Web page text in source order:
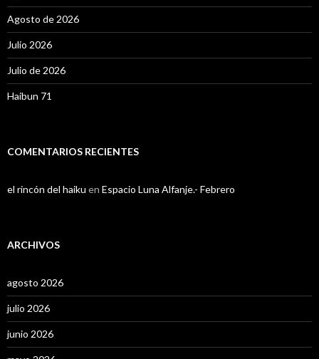
Agosto de 2026
Julio 2026
Julio de 2026
Haibun 71
COMENTARIOS RECIENTES
el rincón del haiku en Espacio Luna Alfanje.- Febrero
ARCHIVOS
agosto 2026
julio 2026
junio 2026